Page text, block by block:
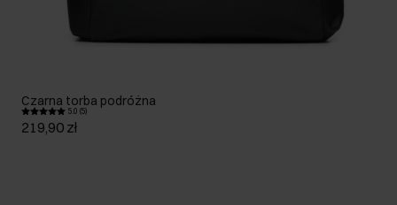
Czarna torba podróżna
5.0 (5)
219,90 zł